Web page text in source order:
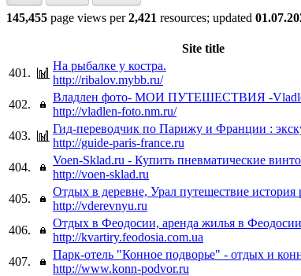
145,455 page views per2,421 resources; updated
Site title
401.
На рыбалке у костра.
http://ribalov.mybb.ru/
402.
Владлен фото- МОИ ПУТЕШЕСТВИЯ -
http://vladlen-foto.nm.ru/
403.
Гид-переводчик по Парижу и Франции :
http://guide-paris-france.ru
404.
Voen-Sklad.ru - Купить пневматические
http://voen-sklad.ru
405.
Отдых в деревне, Урал путешествие история
http://vderevnyu.ru
406.
Отдых в Феодосии, аренда жилья в Феодосии
http://kvartiry.feodosia.com.ua
407.
Парк-отель "Конное подворье" - отдых и
http://www.konn-podvor.ru